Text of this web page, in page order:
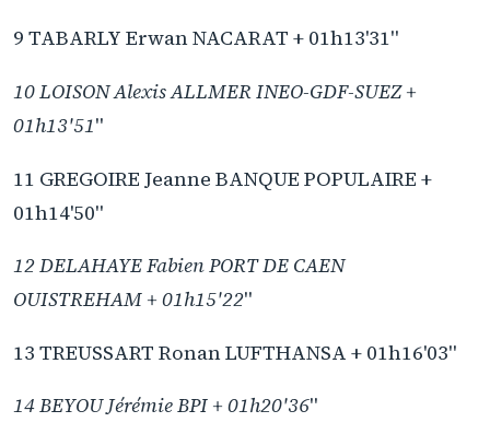
9 TABARLY Erwan NACARAT + 01h13'31"
10 LOISON Alexis ALLMER INEO-GDF-SUEZ +
01h13'51"
11 GREGOIRE Jeanne BANQUE POPULAIRE +
01h14'50"
12 DELAHAYE Fabien PORT DE CAEN
OUISTREHAM + 01h15'22"
13 TREUSSART Ronan LUFTHANSA + 01h16'03"
14 BEYOU Jérémie BPI + 01h20'36"